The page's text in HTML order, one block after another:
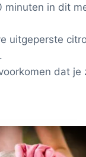
in dit
uitgeperste
dat